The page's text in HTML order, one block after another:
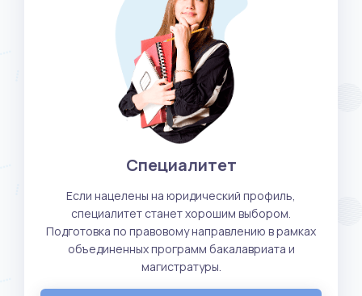
Специалитет
Если нацелены на юридический профиль,
специалитет станет хорошим выбором.
Подготовка по правовому направлению в рамках
объединенных программ бакалавриата и
магистратуры.